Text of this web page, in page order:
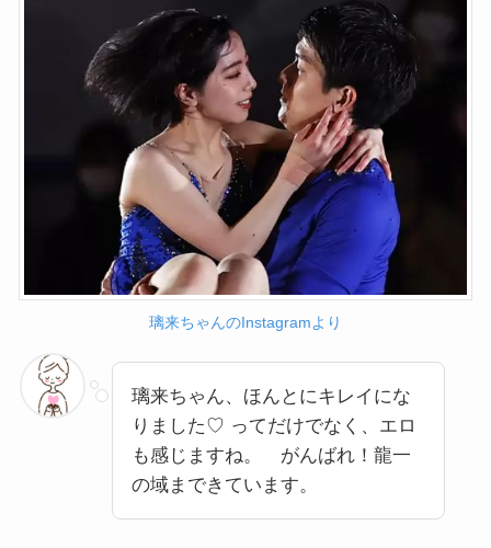
璃来ちゃんのInstagramより
璃来ちゃん、ほんとにキレイにな
りました♡ ってだけでなく、エロ
も感じますね。 がんばれ！龍一
の域まできています。